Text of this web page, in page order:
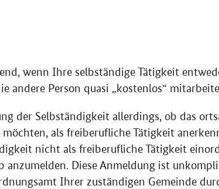
wenn Ihre selbständige Tätigkeit
andere Person quasi „kostenlos“
der Selbständigkeit allerdings, ob das
möchten, als freiberufliche Tätigkeit
nicht als freiberufliche Tätigkeit
anzumelden. Diese Anmeldung ist
Ihrer zuständigen Gemeinde